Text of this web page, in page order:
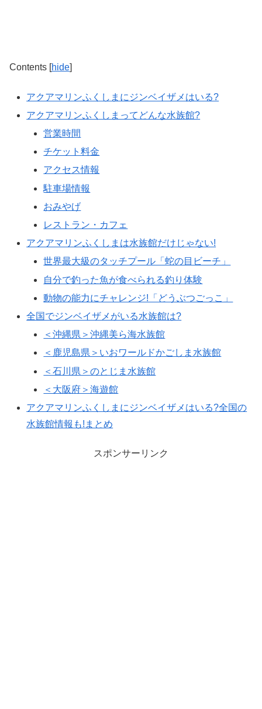
Contents [hide]
アクアマリンふくしまにジンベイザメはいる?
アクアマリンふくしまってどんな水族館?
営業時間
チケット料金
アクセス情報
駐車場情報
おみやげ
レストラン・カフェ
アクアマリンふくしまは水族館だけじゃない!
世界最大級のタッチプール「蛇の目ビーチ」
自分で釣った魚が食べられる釣り体験
動物の能力にチャレンジ!「どうぶつごっこ」
全国でジンベイザメがいる水族館は?
＜沖縄県＞沖縄美ら海水族館
＜鹿児島県＞いおワールドかごしま水族館
＜石川県＞のとじま水族館
＜大阪府＞海遊館
アクアマリンふくしまにジンベイザメはいる?全国の
水族館情報も!まとめ
スポンサーリンク